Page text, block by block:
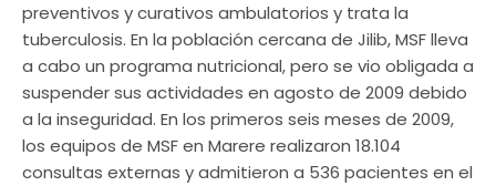
preventivos y curativos ambulatorios y trata la
tuberculosis. En la población cercana de Jilib, MSF lleva
a cabo un programa nutricional, pero se vio obligada a
suspender sus actividades en agosto de 2009 debido
a la inseguridad. En los primeros seis meses de 2009,
los equipos de MSF en Marere realizaron 18.104
consultas externas y admitieron a 536 pacientes en el